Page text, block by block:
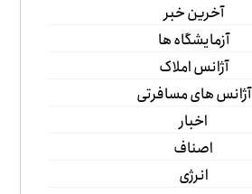
آخرین خبر
آزمایشگاه ها
آژانس املاک
آژانس های مسافرتی
اخبار
اصناف
انرژی